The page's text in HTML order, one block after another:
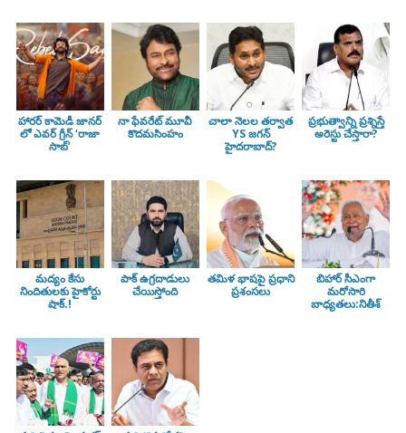
హారర్ కామెడీ జానర్
లో ఎవర్ గ్రీన్ ‘రాజా
సాబ్’
నా ఫేవరేట్ మూవీ
కొదమసింహం
చాలా నెలల తర్వాత
YS జగన్
హైదరాబాద్?
ప్రభుత్వాన్ని ప్రశ్నిస్తే
అరెస్టు చేస్తారా?
మద్యం కేసు
నిందితులకు హైకోర్టు
షాక్.!
పాక్ ఉగ్రదాడులు
చేయిస్తోంది
తమిళ భాషపై ప్రధాని
ప్రశంసలు
బిహార్ సీఎంగా
మరోసారి
బాధ్యతలు:నితీశ్